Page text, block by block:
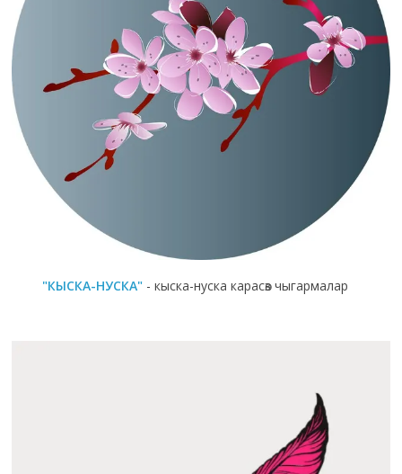
"КЫСКА-НУСКА" - кыска-нуска карасөз чыгармалар